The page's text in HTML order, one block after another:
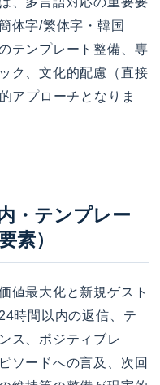
体字/繁体字・韓国
テンプレート整備、専
ク、文化的配慮（直接
アプローチとなりま
・テンプレー
素）
値最大化と新規ゲスト
時間以内の返信、テ
ス、ポジティブレ
ソードへの言及、次回